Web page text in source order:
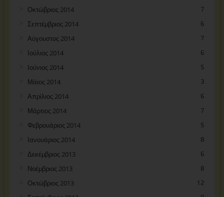
Οκτώβριος 2014 7
Σεπτέμβριος 2014 6
Αύγουστος 2014 7
Ιούλιος 2014 6
Ιούνιος 2014 5
Μάιος 2014 3
Απρίλιος 2014 6
Μάρτιος 2014 7
Φεβρουάριος 2014 5
Ιανουάριος 2014 8
Δεκέμβριος 2013 6
Νοέμβριος 2013 8
Οκτώβριος 2013 12